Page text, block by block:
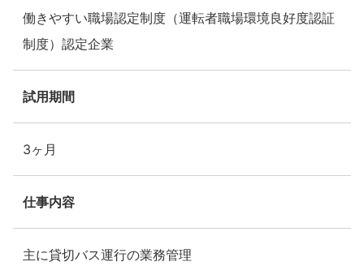
働きやすい職場認定制度（運転者職場環境良好度認証
制度）認定企業
試用期間
3ヶ月
仕事内容
主に貸切バス運行の業務管理